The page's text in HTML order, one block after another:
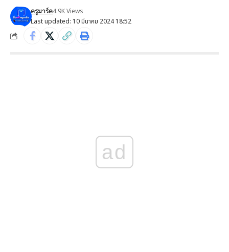
Last updated: 10 มีนาคม 2024 18:52
ครูมาร์ค4.9K Views
ad